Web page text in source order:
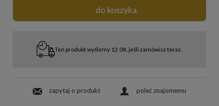
do koszyka
Ten produkt wyślemy 12.08, jeśli zamówisz teraz.
zapytaj o produkt poleć znajomemu